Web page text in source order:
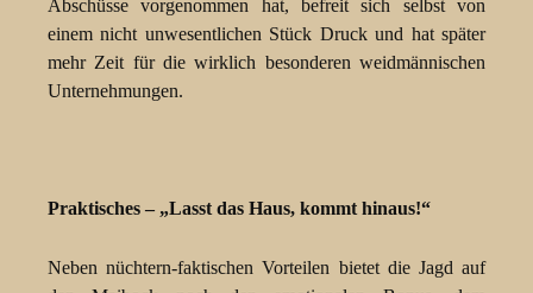
Abschüsse vorgenommen hat, befreit sich selbst von
einem nicht unwesentlichen Stück Druck und hat später
mehr Zeit für die wirklich besonderen weidmännischen
Unternehmungen.
Praktisches – „Lasst das Haus, kommt hinaus!“
Neben nüchtern-faktischen Vorteilen bietet die Jagd auf